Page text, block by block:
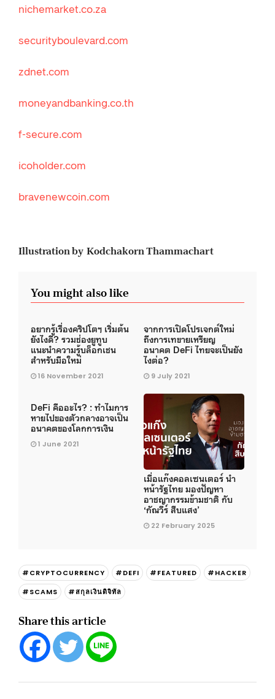
nichemarket.co.za
securityboulevard.com
zdnet.com
moneyandbanking.co.th
f-secure.com
icoholder.com
bravenewcoin.com
Illustration by Kodchakorn Thammachart
You might also like
อยากรู้เรื่องคริปโตฯ เริ่มต้น
ยังไงดี? รวมช่องยูทูบ
แนะนำความรู้บล็อกเชน
สำหรับมือใหม่
16 November 2021
จากการเปิดโปรเจกต์ใหม่
ถึงการเทขายเหรียญ
อนาคต DeFi ไทยจะเป็นยัง
ไงต่อ?
9 July 2021
DeFi คืออะไร? : ทำไมการ
หายไปของตัวกลางอาจเป็น
อนาคตของโลกการเงิน
1 June 2021
เมื่อแก๊งคอลเซนเตอร์ นำ
หน้ารัฐไทย มองปัญหา
อาชญากรรมข้ามชาติ กับ
‘กัณวีร์ สืบแสง’
22 February 2025
#CRYPTOCURRENCY #DEFI #FEATURED
#HACKER
#SCAMS
#สกุลเงินดิจิทัล
Share this article